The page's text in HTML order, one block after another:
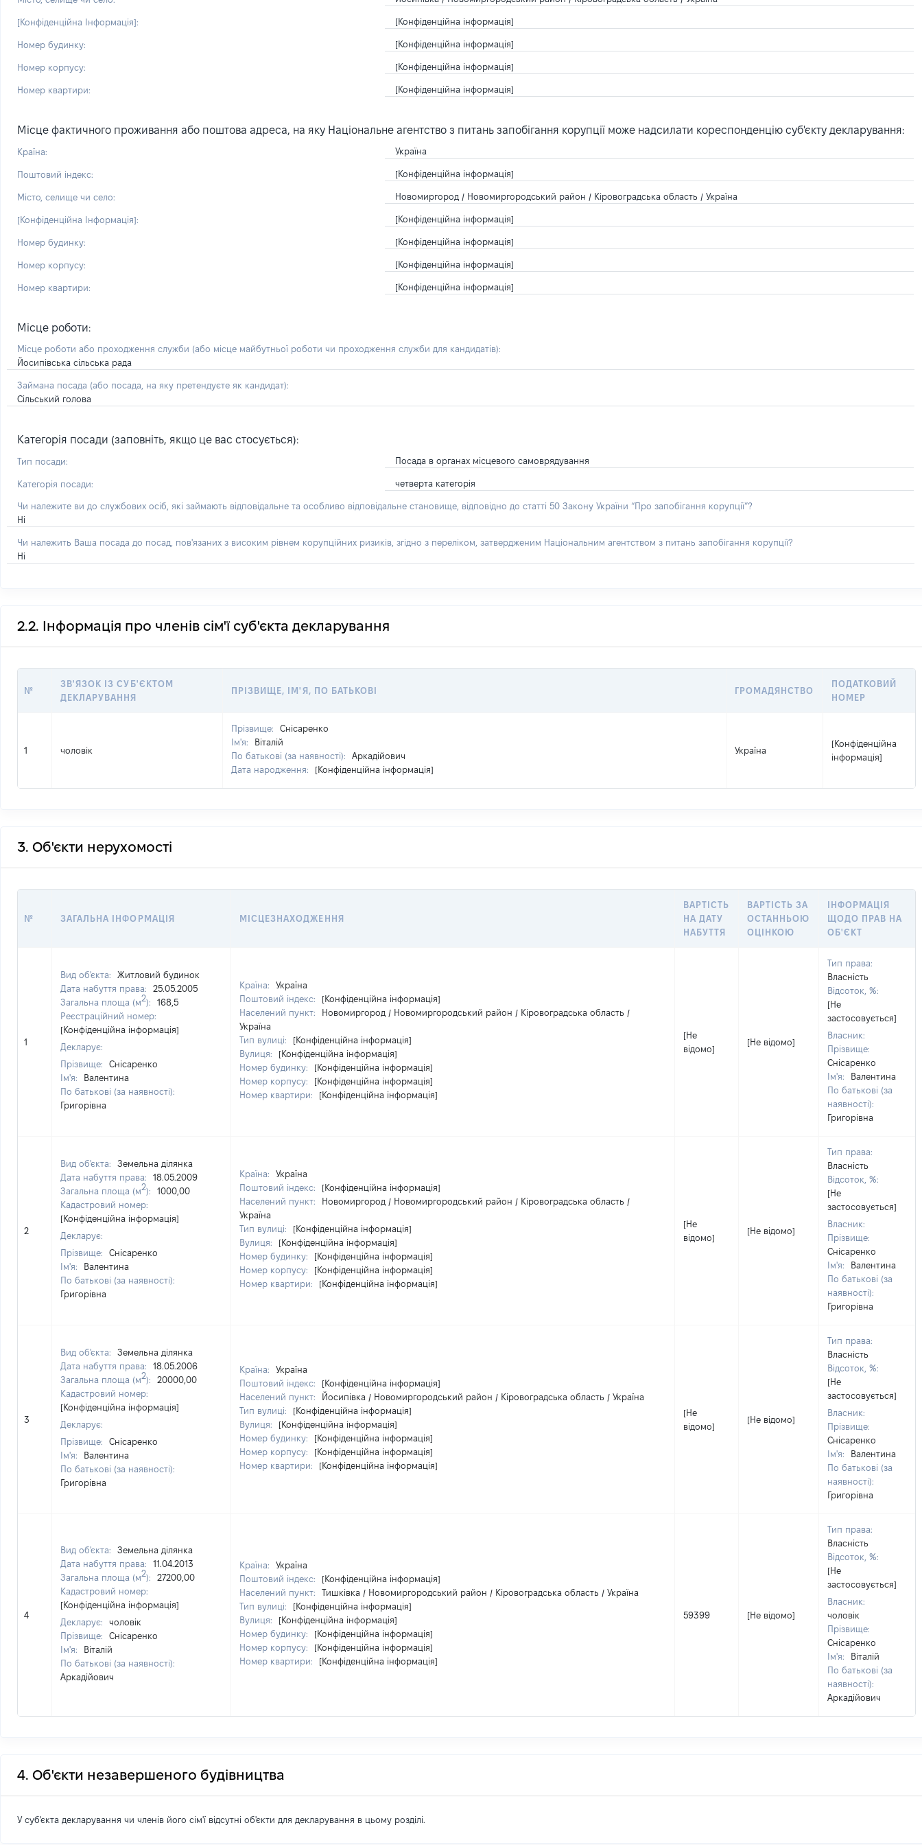
[Конфіденційна Інформація]: [Конфіденційна інформація]
Номер будинку: [Конфіденційна інформація]
Номер корпусу: [Конфіденційна інформація]
Номер квартири: [Конфіденційна інформація]
Місце фактичного проживання або поштова адреса, на яку Національне агентство з питань запобігання корупції може надсилати кореспонденцію суб'єкту декларування:
Країна: Україна
Поштовий індекс: [Конфіденційна інформація]
Місто, селище чи село: Новомиргород / Новомиргородський район / Кіровоградська область / Україна
[Конфіденційна Інформація]: [Конфіденційна інформація]
Номер будинку: [Конфіденційна інформація]
Номер корпусу: [Конфіденційна інформація]
Номер квартири: [Конфіденційна інформація]
Місце роботи:
Місце роботи або проходження служби (або місце майбутньої роботи чи проходження служби для кандидатів):
Йосипівська сільська рада
Займана посада (або посада, на яку претендуєте як кандидат):
Сільський голова
Категорія посади (заповніть, якщо це вас стосується):
Тип посади: Посада в органах місцевого самоврядування
Категорія посади: четверта категорія
Чи належите ви до службових осіб, які займають відповідальне та особливо відповідальне становище, відповідно до статті 50 Закону України “Про запобігання корупції”?
Ні
Чи належить Ваша посада до посад, пов'язаних з високим рівнем корупційних ризиків, згідно з переліком, затвердженим Національним агентством з питань запобігання корупції?
Ні
2.2. Інформація про членів сім'ї суб'єкта декларування
№
ЗВ'ЯЗОК ІЗ СУБ'ЄКТОМ
ДЕКЛАРУВАННЯ
ПРІЗВИЩЕ, ІМ'Я, ПО БАТЬКОВІ ГРОМАДЯНСТВО
ПОДАТКОВИЙ
НОМЕР
1 чоловік
Прізвище:
Снісаренко
Ім'я:
Віталій
По батькові (за наявності):
Аркадійович
Дата народження:
[Конфіденційна інформація]
Україна
[Конфіденційна
інформація]
3. Об'єкти нерухомості
№ ЗАГАЛЬНА ІНФОРМАЦІЯ МІСЦЕЗНАХОДЖЕННЯ
ВАРТІСТЬ
НА ДАТУ
НАБУТТЯ
ВАРТІСТЬ ЗА
ОСТАННЬОЮ
ОЦІНКОЮ
ІНФОРМАЦІЯ
ЩОДО ПРАВ НА
ОБ'ЄКТ
1
Вид об'єкта:
Житловий будинок
Дата набуття права:
25.05.2005
Загальна площа (м2):
168,5
Реєстраційний номер:
[Конфіденційна інформація]
Декларує:
Прізвище:
Снісаренко
Ім'я:
Валентина
По батькові (за наявності):
Григорівна
Країна:
Україна
Поштовий індекс:
[Конфіденційна інформація]
Населений пункт:
Новомиргород / Новомиргородський район / Кіровоградська область /
Україна
Тип вулиці:
[Конфіденційна інформація]
Вулиця:
[Конфіденційна інформація]
Номер будинку:
[Конфіденційна інформація]
Номер корпусу:
[Конфіденційна інформація]
Номер квартири:
[Конфіденційна інформація]
[Не
відомо]
[Не відомо]
Тип права:
Власність
Відсоток, %:
[Не
застосовується]
Власник:
Прізвище:
Снісаренко
Ім'я:
Валентина
По батькові (за
наявності):
Григорівна
2
Вид об'єкта:
Земельна ділянка
Дата набуття права:
18.05.2009
Загальна площа (м2):
1000,00
Кадастровий номер:
[Конфіденційна інформація]
Декларує:
Прізвище:
Снісаренко
Ім'я:
Валентина
По батькові (за наявності):
Григорівна
Країна:
Україна
Поштовий індекс:
[Конфіденційна інформація]
Населений пункт:
Новомиргород / Новомиргородський район / Кіровоградська область /
Україна
Тип вулиці:
[Конфіденційна інформація]
Вулиця:
[Конфіденційна інформація]
Номер будинку:
[Конфіденційна інформація]
Номер корпусу:
[Конфіденційна інформація]
Номер квартири:
[Конфіденційна інформація]
[Не
відомо]
[Не відомо]
Тип права:
Власність
Відсоток, %:
[Не
застосовується]
Власник:
Прізвище:
Снісаренко
Ім'я:
Валентина
По батькові (за
наявності):
Григорівна
3
Вид об'єкта:
Земельна ділянка
Дата набуття права:
18.05.2006
Загальна площа (м2):
20000,00
Кадастровий номер:
[Конфіденційна інформація]
Декларує:
Прізвище:
Снісаренко
Ім'я:
Валентина
По батькові (за наявності):
Григорівна
Країна:
Україна
Поштовий індекс:
[Конфіденційна інформація]
Населений пункт:
Йосипівка / Новомиргородський район / Кіровоградська область / Україна
Тип вулиці:
[Конфіденційна інформація]
Вулиця:
[Конфіденційна інформація]
Номер будинку:
[Конфіденційна інформація]
Номер корпусу:
[Конфіденційна інформація]
Номер квартири:
[Конфіденційна інформація]
[Не
відомо]
[Не відомо]
Тип права:
Власність
Відсоток, %:
[Не
застосовується]
Власник:
Прізвище:
Снісаренко
Ім'я:
Валентина
По батькові (за
наявності):
Григорівна
4
Вид об'єкта:
Земельна ділянка
Дата набуття права:
11.04.2013
Загальна площа (м2):
27200,00
Кадастровий номер:
[Конфіденційна інформація]
Декларує:
чоловік
Прізвище:
Снісаренко
Ім'я:
Віталій
По батькові (за наявності):
Аркадійович
Країна:
Україна
Поштовий індекс:
[Конфіденційна інформація]
Населений пункт:
Тишківка / Новомиргородський район / Кіровоградська область / Україна
Тип вулиці:
[Конфіденційна інформація]
Вулиця:
[Конфіденційна інформація]
Номер будинку:
[Конфіденційна інформація]
Номер корпусу:
[Конфіденційна інформація]
Номер квартири:
[Конфіденційна інформація]
59399 [Не відомо]
Тип права:
Власність
Відсоток, %:
[Не
застосовується]
Власник:
чоловік
Прізвище:
Снісаренко
Ім'я:
Віталій
По батькові (за
наявності):
Аркадійович
4. Об'єкти незавершеного будівництва
У суб'єкта декларування чи членів його сім'ї відсутні об'єкти для декларування в цьому розділі.